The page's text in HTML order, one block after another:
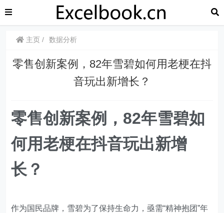
主页 数据分析
​​零售创新案例，82年雪碧如何用老梗在抖
音玩出新增长？
​​零售创新案例，82年雪碧如
何用老梗在抖音玩出新增
长？
作为国民品牌，雪碧为了保持生命力，亟需“精神抱团”年